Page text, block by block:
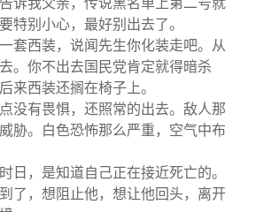
诉我父亲，传说黑名单上第二号就
特别小心，最好别出去了。
套西装，说闻先生你化装走吧。从
。你不出去国民党肯定就得暗杀
来西装还搁在椅子上。
没有畏惧，还照常的出去。敌人那
胁。白色恐怖那么严重，空气中布
日，是知道自己正在接近死亡的。
了，想阻止他，想让他回头，离开